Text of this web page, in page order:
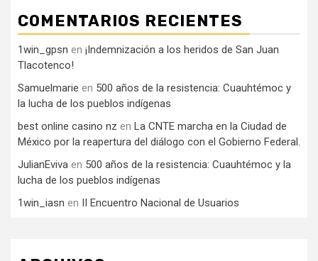
COMENTARIOS RECIENTES
1win_gpsn en ¡Indemnización a los heridos de San Juan
Tlacotenco!
Samuelmarie en 500 años de la resistencia: Cuauhtémoc y
la lucha de los pueblos indígenas
best online casino nz en La CNTE marcha en la Ciudad de
México por la reapertura del diálogo con el Gobierno Federal.
JulianEviva en 500 años de la resistencia: Cuauhtémoc y la
lucha de los pueblos indígenas
1win_iasn en II Encuentro Nacional de Usuarios